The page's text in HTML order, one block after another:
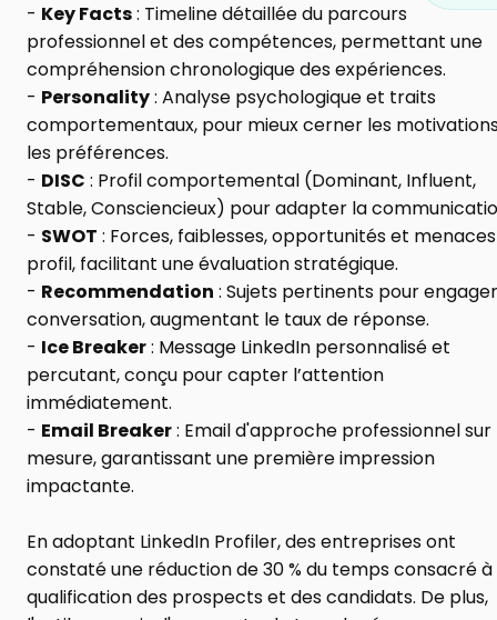
- Key Facts : Timeline détaillée du parcours
professionnel et des compétences, permettant une
compréhension chronologique des expériences.
- Personality : Analyse psychologique et traits
comportementaux, pour mieux cerner les
les préférences.
- DISC : Profil comportemental (Dominant, Influent,
Stable, Consciencieux) pour adapter la
- SWOT : Forces, faiblesses, opportunités et
profil, facilitant une évaluation stratégique.
- Recommendation : Sujets pertinents pour
conversation, augmentant le taux de réponse.
- Ice Breaker : Message LinkedIn personnalisé et
percutant, conçu pour capter l’attention
immédiatement.
- Email Breaker : Email d'approche professionnel sur
mesure, garantissant une première impression
impactante.
En adoptant LinkedIn Profiler, des entreprises ont
constaté une réduction de 30 % du temps consacré à
qualification des prospects et des candidats. De plus,